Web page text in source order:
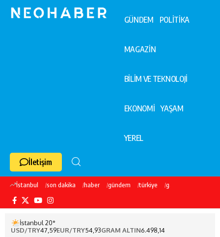
GÜNDEM POLİTİKA
MAGAZİN
BİLİM VE TEKNOLOJİ
EKONOMİ YAŞAM
YEREL
İletişim
İstanbul son dakika haber gündem türkiye galatasaray
İstanbul 20°
USD/TRY47,59EUR/TRY54,93GRAM ALTIN6.498,14